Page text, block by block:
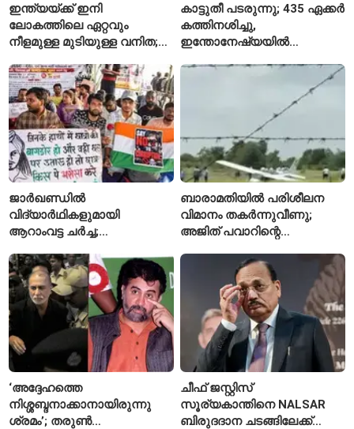
ഇന്ത്യയ്ക്ക് ഇനി
ലോകത്തിലെ ഏറ്റവും
നീളമുള്ള മുടിയുള്ള വനിത;
കാട്ടുതീ പടരുന്നു; 435 ഏക്കർ
കത്തിനശിച്ചു,
ഇന്തോനേഷ്യയിൽ
ജാർഖണ്ഡിൽ
വിദ്യാർഥികളുമായി
ആറാംവട്ട ചർച്ച;
ദിവസത്തിലേക്ക്
ബാരാമതിയിൽ പരിശീലന
വിമാനം തകർന്നുവീണു;
അജിത് പവാറിന്റെ
രണ്ടാമത്തെ സംഭവം
‘അദ്ദേഹത്തെ
നിശ്ശബ്ദനാക്കാനായിരുന്നു
ശ്രമം’; തരുണ്‍
ചീഫ് ജസ്റ്റിസ്
സൂര്യകാന്തിനെ NALSAR
ബിരുദദാന ചടങ്ങിലേക്ക്